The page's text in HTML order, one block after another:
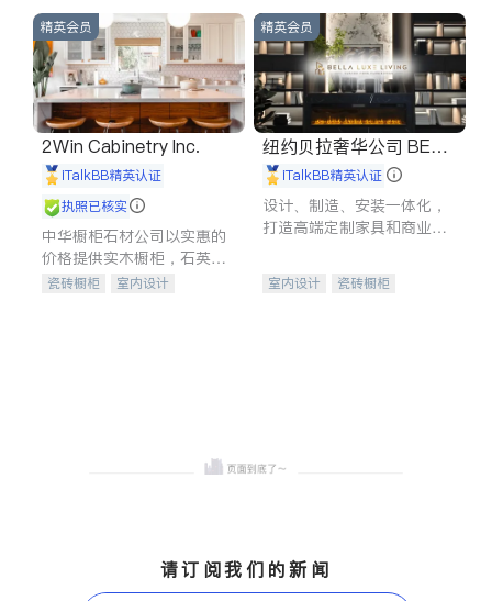
精英会员
2Win Cabinetry Inc.
iTalkBB精英认证
执照已核实
中华橱柜石材公司以实惠的
价格提供实木橱柜，石英石
台面，多种优质不锈钢水
瓷砖橱柜
室内设计
精英会员
纽约贝拉奢华公司 BELL
A LUXE
iTalkBB精英认证
设计、制造、安装一体化，
打造高端定制家具和商业空
室内设计
瓷砖橱柜
请订阅我们的新闻